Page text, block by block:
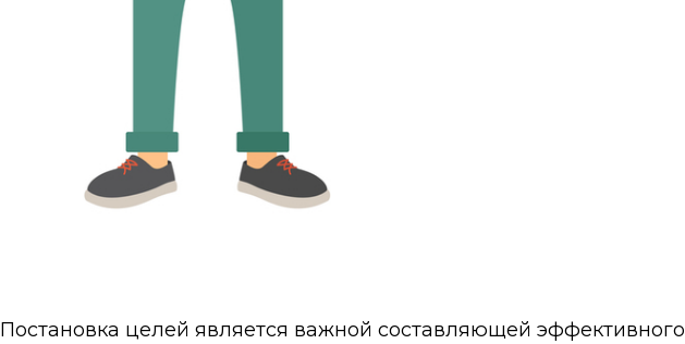
Постановка целей является важной составляющей эффективного